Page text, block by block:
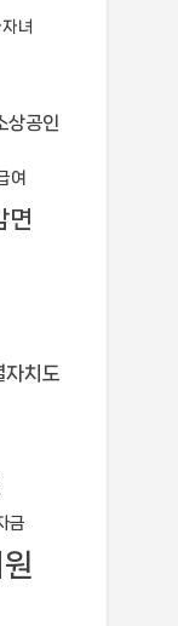
자녀
상공인
여
면
자치도
금